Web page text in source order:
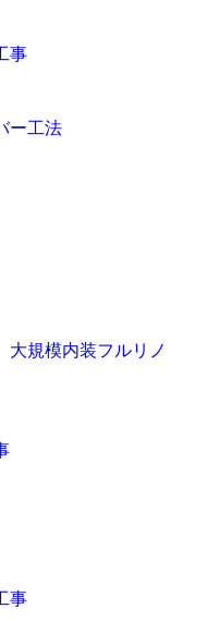
事
ー工法
規模内装フルリノ
事